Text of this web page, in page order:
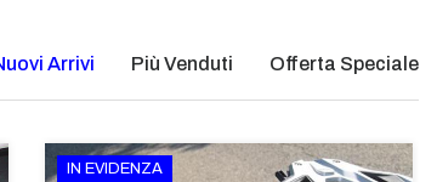
Arrivi Più Venduti Offerta Speciale
IN EVIDENZA